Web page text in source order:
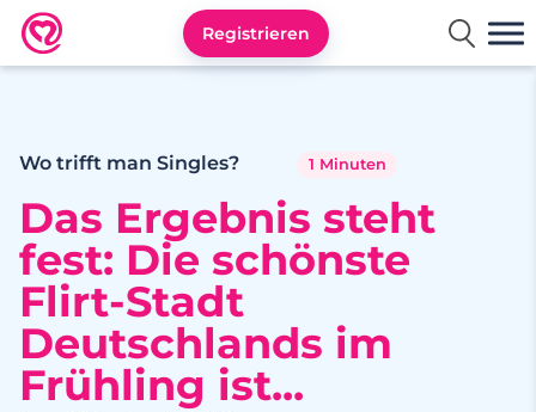
Neu.de
Registrieren
Wo trifft man Singles? 1 Minuten
Das Ergebnis steht
fest: Die schönste
Flirt-Stadt
Deutschlands im
Frühling ist...